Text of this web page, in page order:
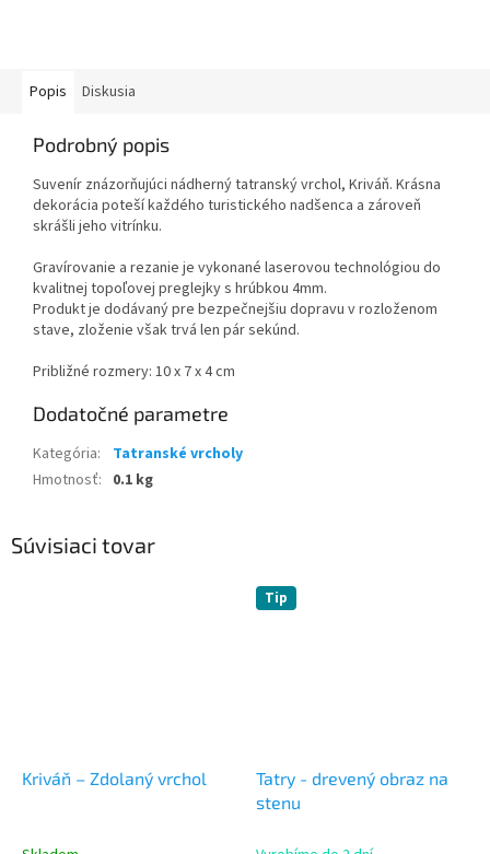
Popis Diskusia
Podrobný popis
Suvenír znázorňujúci nádherný tatranský vrchol, Kriváň. Krásna
dekorácia poteší každého turistického nadšenca a zároveň
skrášli jeho vitrínku.
Gravírovanie a rezanie je vykonané laserovou technológiou do
kvalitnej topoľovej preglejky s hrúbkou 4mm.
Produkt je dodávaný pre bezpečnejšiu dopravu v rozloženom
stave, zloženie však trvá len pár sekúnd.
Približné rozmery: 10 x 7 x 4 cm
Dodatočné parametre
Kategória:
Tatranské vrcholy
Hmotnosť: 0.1 kg
Súvisiaci tovar
Kriváň – Zdolaný vrchol
Tip
Tatry - drevený obraz na
stenu